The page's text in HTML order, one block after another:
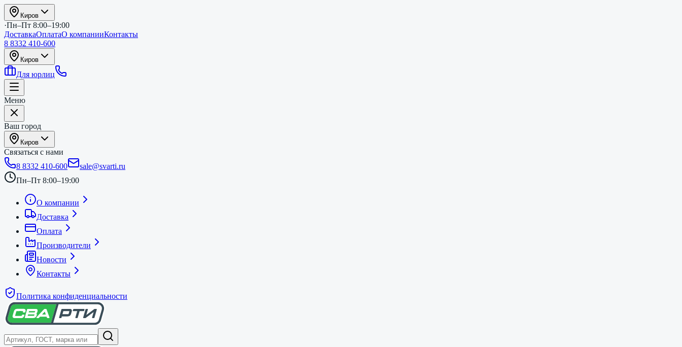
Киров
·Пн–Пт 8:00–19:00
ДоставкаОплатаО компанииКонтакты
8 8332 410-600
Киров
Для юрлиц
Меню
Ваш город
Киров
Связаться с нами
8 8332 410-600
sale@svarti.ru
Пн–Пт 8:00–19:00
О компании
Доставка
Оплата
Производители
Новости
Контакты
Политика конфиденциальности